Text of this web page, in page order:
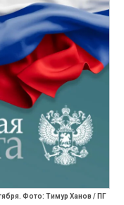
Фото: Тимур Ханов / ПГ